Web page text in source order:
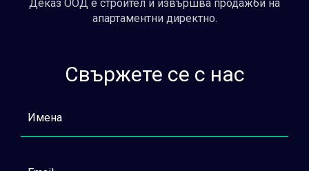
Деказ ООД е строител и извършва продажби на
апартаментни директно.
Свържете се с нас